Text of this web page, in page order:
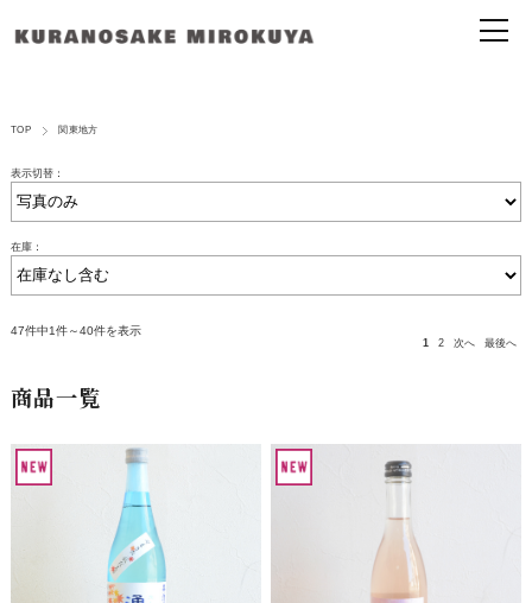
TOP 関東地方
表示切替：
在庫：
47件中1件～40件を表示
1 2 次へ 最後へ
商品一覧